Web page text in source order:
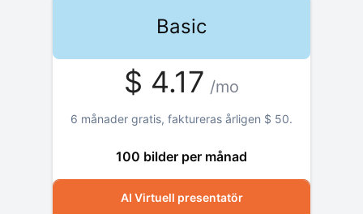
Basic
$ 4.17 /mo
6 månader gratis, faktureras årligen $ 50.
100 bilder per månad
AI Virtuell presentatör